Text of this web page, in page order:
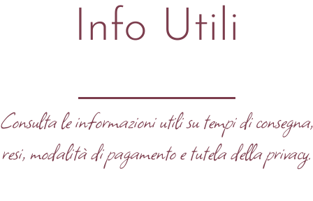
Info Utili
Consulta le informazioni utili su tempi di consegna,
resi, modalità di pagamento e tutela della privacy.